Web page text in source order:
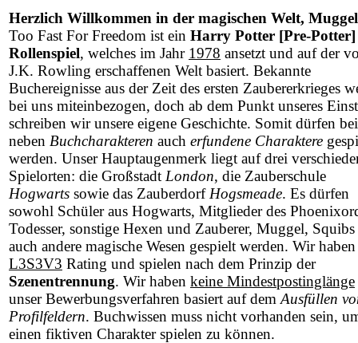
Herzlich Willkommen in der magischen Welt, Muggel
Too Fast For Freedom ist ein Harry Potter [Pre-Potter]
Rollenspiel, welches im Jahr 1978 ansetzt und auf der
J.K. Rowling erschaffenen Welt basiert. Bekannte
Buchereignisse aus der Zeit des ersten Zaubererkrieges
bei uns miteinbezogen, doch ab dem Punkt unseres
schreiben wir unsere eigene Geschichte. Somit dürfen
neben Buchcharakteren auch erfundene Charaktere
werden. Unser Hauptaugenmerk liegt auf drei
Spielorten: die Großstadt London, die Zauberschule
Hogwarts sowie das Zauberdorf Hogsmeade. Es dürfen
sowohl Schüler aus Hogwarts, Mitglieder des
Todesser, sonstige Hexen und Zauberer, Muggel, Squibs
auch andere magische Wesen gespielt werden. Wir
L3S3V3 Rating und spielen nach dem Prinzip der
Szenentrennung. Wir haben keine Mindestpostinglänge
unser Bewerbungsverfahren basiert auf dem Ausfüllen
Profilfeldern. Buchwissen muss nicht vorhanden sein,
einen fiktiven Charakter spielen zu können.